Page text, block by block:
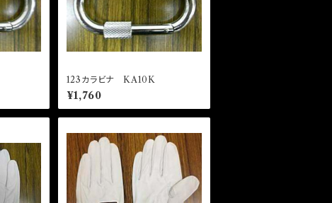
123カラビナ KA10K
¥1,760